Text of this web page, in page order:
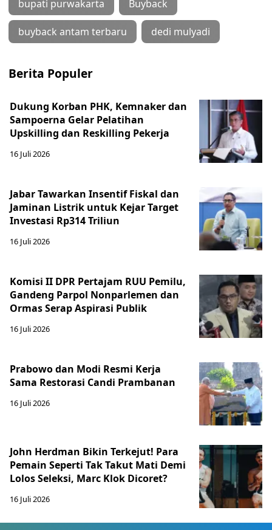
bupati purwakarta Buyback
buyback antam terbaru dedi mulyadi
Berita Populer
Dukung Korban PHK, Kemnaker dan
Sampoerna Gelar Pelatihan
Upskilling dan Reskilling Pekerja
16 Juli 2026
Jabar Tawarkan Insentif Fiskal dan
Jaminan Listrik untuk Kejar Target
Investasi Rp314 Triliun
16 Juli 2026
Komisi II DPR Pertajam RUU Pemilu,
Gandeng Parpol Nonparlemen dan
Ormas Serap Aspirasi Publik
16 Juli 2026
Prabowo dan Modi Resmi Kerja
Sama Restorasi Candi Prambanan
16 Juli 2026
John Herdman Bikin Terkejut! Para
Pemain Seperti Tak Takut Mati Demi
Lolos Seleksi, Marc Klok Dicoret?
16 Juli 2026